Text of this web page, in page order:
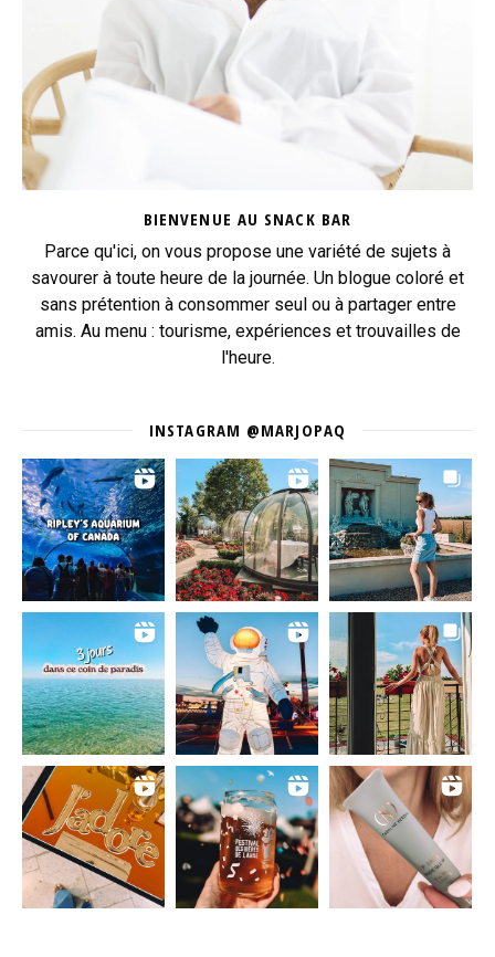
BIENVENUE AU SNACK BAR
Parce qu'ici, on vous propose une variété de sujets à
savourer à toute heure de la journée. Un blogue coloré et
sans prétention à consommer seul ou à partager entre
amis. Au menu : tourisme, expériences et trouvailles de
l'heure.
INSTAGRAM @MARJOPAQ